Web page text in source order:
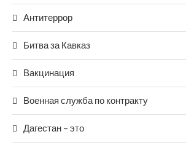
Антитеррор
Битва за Кавказ
Вакцинация
Военная служба по контракту
Дагестан – это